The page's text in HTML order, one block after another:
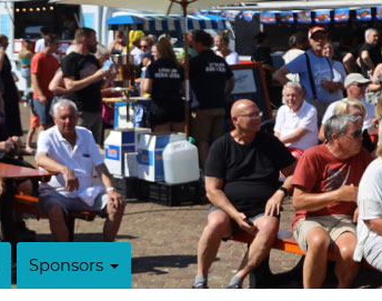
Sponsors